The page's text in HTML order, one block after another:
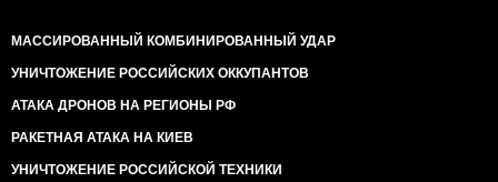
МАССИРОВАННЫЙ КОМБИНИРОВАННЫЙ УДАР
УНИЧТОЖЕНИЕ РОССИЙСКИХ ОККУПАНТОВ
АТАКА ДРОНОВ НА РЕГИОНЫ РФ
РАКЕТНАЯ АТАКА НА КИЕВ
УНИЧТОЖЕНИЕ РОССИЙСКОЙ ТЕХНИКИ